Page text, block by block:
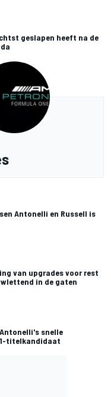
geslapen heeft na de
Antonelli en Russell is
van upgrades voor rest
in de gaten
snelle
titelkandidaat